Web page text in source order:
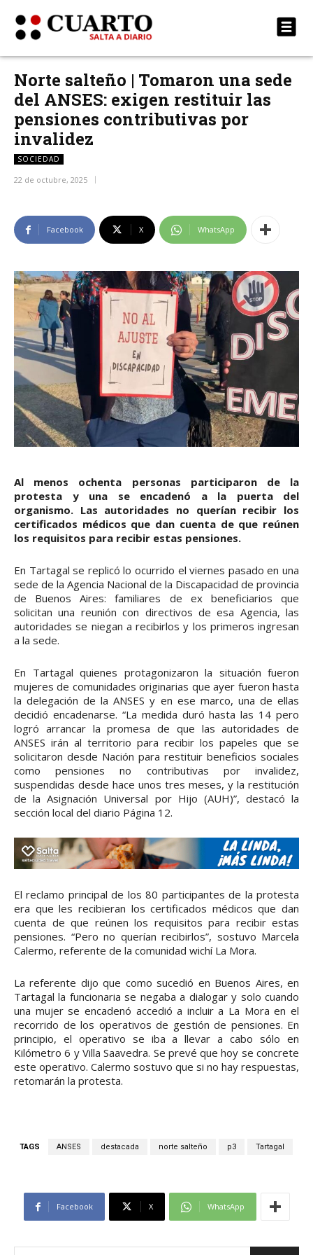
Norte salteño | Tomaron una sede
del ANSES: exigen restituir las
pensiones contributivas por
invalidez
SOCIEDAD
22 de octubre, 2025
Facebook X WhatsApp
Al menos ochenta personas participaron de la
protesta y una se encadenó a la puerta del
organismo. Las autoridades no querían recibir los
certificados médicos que dan cuenta de que reúnen
los requisitos para recibir estas pensiones.
En Tartagal se replicó lo ocurrido el viernes pasado en una
sede de la Agencia Nacional de la Discapacidad de provincia
de Buenos Aires: familiares de ex beneficiarios que
solicitan una reunión con directivos de esa Agencia, las
autoridades se niegan a recibirlos y los primeros ingresan
a la sede.
En Tartagal quienes protagonizaron la situación fueron
mujeres de comunidades originarias que ayer fueron hasta
la delegación de la ANSES y en ese marco, una de ellas
decidió encadenarse. “La medida duró hasta las 14 pero
logró arrancar la promesa de que las autoridades de
ANSES irán al territorio para recibir los papeles que se
solicitaron desde Nación para restituir beneficios sociales
como pensiones no contributivas por invalidez,
suspendidas desde hace unos tres meses, y la restitución
de la Asignación Universal por Hijo (AUH)”, destacó la
sección local del diario Página 12.
El reclamo principal de los 80 participantes de la protesta
era que les recibieran los certificados médicos que dan
cuenta de que reúnen los requisitos para recibir estas
pensiones. “Pero no querían recibirlos”, sostuvo Marcela
Calermo, referente de la comunidad wichí La Mora.
La referente dijo que como sucedió en Buenos Aires, en
Tartagal la funcionaria se negaba a dialogar y solo cuando
una mujer se encadenó accedió a incluir a La Mora en el
recorrido de los operativos de gestión de pensiones. En
principio, el operativo se iba a llevar a cabo sólo en
Kilómetro 6 y Villa Saavedra. Se prevé que hoy se concrete
este operativo. Calermo sostuvo que si no hay respuestas,
retomarán la protesta.
TAGS ANSES destacada norte salteño p3 Tartagal
Facebook X WhatsApp